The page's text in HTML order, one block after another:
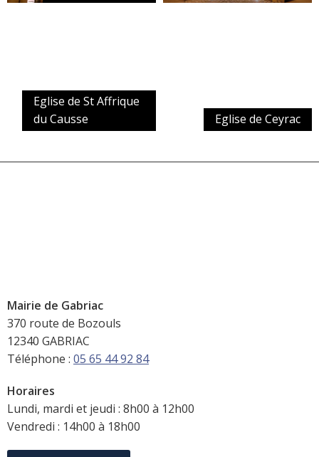
Eglise de St Affrique
du Causse
Eglise de Ceyrac
Mairie de Gabriac
370 route de Bozouls
12340 GABRIAC
Téléphone : 05 65 44 92 84
Horaires
Lundi, mardi et jeudi : 8h00 à 12h00
Vendredi : 14h00 à 18h00